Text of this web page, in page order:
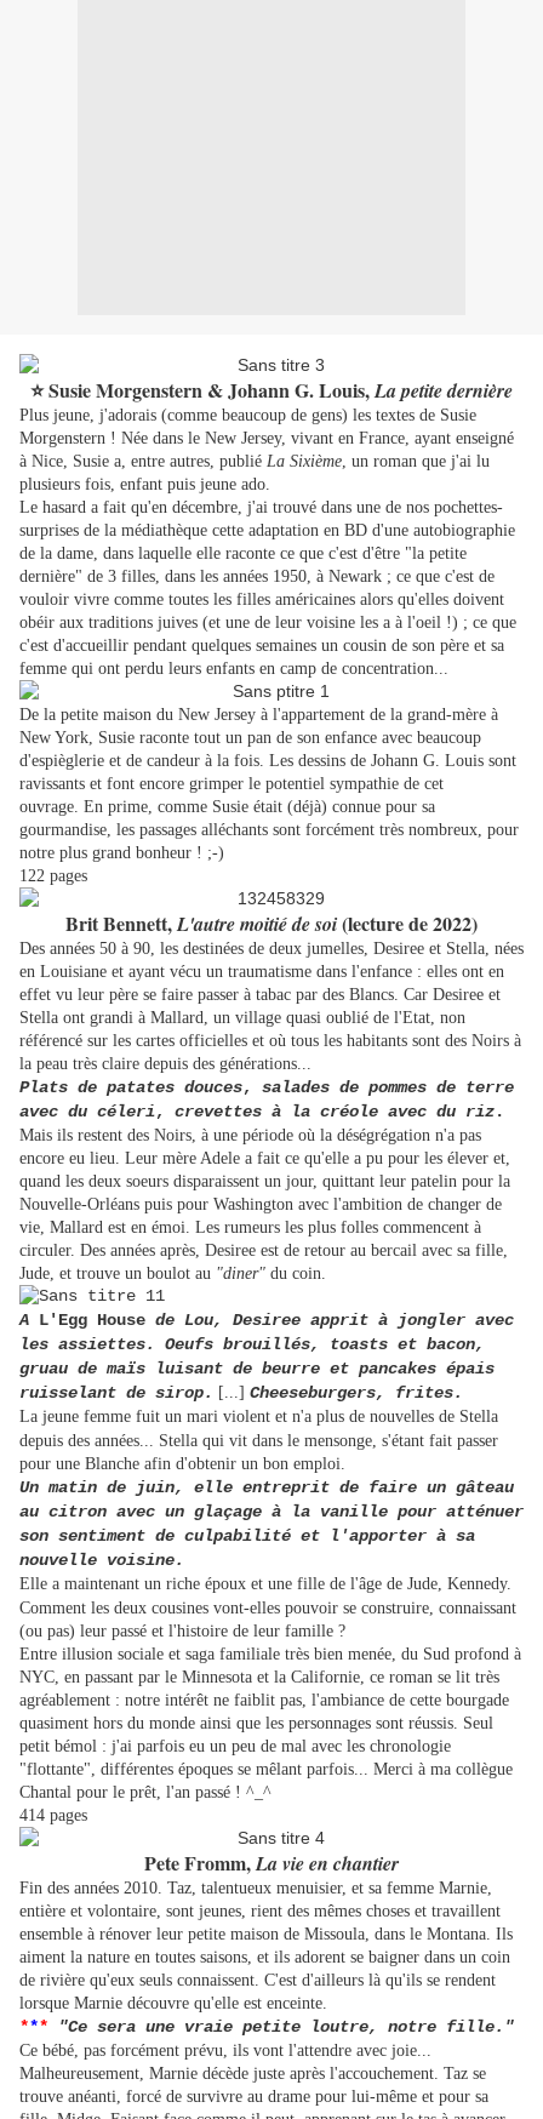
⭐ Susie Morgenstern & Johann G. Louis,La petite dernière
Plus jeune, j'adorais (comme beaucoup de gens) les textes de Susie
Morgenstern ! Née dans le New Jersey, vivant en France, ayant enseigné
à Nice, Susie a, entre autres, publié La Sixième, un roman que j'ai lu
plusieurs fois, enfant puis jeune ado.
Le hasard a fait qu'en décembre, j'ai trouvé dans une de nos pochettes-
surprises de la médiathèque cette adaptation en BD d'une autobiographie
de la dame, dans laquelle elle raconte ce que c'est d'être "la petite
dernière" de 3 filles, dans les années 1950, à Newark ; ce que c'est de
vouloir vivre comme toutes les filles américaines alors qu'elles doivent
obéir aux traditions juives (et une de leur voisine les a à l'oeil !) ; ce que
c'est d'accueillir pendant quelques semaines un cousin de son père et sa
femme qui ont perdu leurs enfants en camp de concentration...
De la petite maison du New Jersey à l'appartement de la grand-mère à
New York, Susie raconte tout un pan de son enfance avec beaucoup
d'espièglerie et de candeur à la fois. Les dessins de Johann G. Louis sont
ravissants et font encore grimper le potentiel sympathie de cet
ouvrage. En prime, comme Susie était (déjà) connue pour sa
gourmandise, les passages alléchants sont forcément très nombreux, pour
notre plus grand bonheur ! ;-)
122 pages
Brit Bennett,L'autre moitié de soi(lecture de 2022)
Des années 50 à 90, les destinées de deux jumelles, Desiree et Stella, nées
en Louisiane et ayant vécu un traumatisme dans l'enfance : elles ont en
effet vu leur père se faire passer à tabac par des Blancs. Car Desiree et
Stella ont grandi à Mallard, un village quasi oublié de l'Etat, non
référencé sur les cartes officielles et où tous les habitants sont des Noirs à
la peau très claire depuis des générations...
Plats de patates douces, salades de pommes de terre
avec du céleri, crevettes à la créole avec du riz.
Mais ils restent des Noirs, à une période où la déségrégation n'a pas
encore eu lieu. Leur mère Adele a fait ce qu'elle a pu pour les élever et,
quand les deux soeurs disparaissent un jour, quittant leur patelin pour la
Nouvelle-Orléans puis pour Washington avec l'ambition de changer de
vie, Mallard est en émoi. Les rumeurs les plus folles commencent à
circuler. Des années après, Desiree est de retour au bercail avec sa fille,
Jude, et trouve un boulot au "diner" du coin.
A L'Egg House de Lou, Desiree apprit à jongler avec
les assiettes. Oeufs brouillés, toasts et bacon,
gruau de maïs luisant de beurre et pancakes épais
ruisselant de sirop. [...] Cheeseburgers, frites.
La jeune femme fuit un mari violent et n'a plus de nouvelles de Stella
depuis des années... Stella qui vit dans le mensonge, s'étant fait passer
pour une Blanche afin d'obtenir un bon emploi.
Un matin de juin, elle entreprit de faire un gâteau
au citron avec un glaçage à la vanille pour atténuer
son sentiment de culpabilité et l'apporter à sa
nouvelle voisine.
Elle a maintenant un riche époux et une fille de l'âge de Jude, Kennedy.
Comment les deux cousines vont-elles pouvoir se construire, connaissant
(ou pas) leur passé et l'histoire de leur famille ?
Entre illusion sociale et saga familiale très bien menée, du Sud profond à
NYC, en passant par le Minnesota et la Californie, ce roman se lit très
agréablement : notre intérêt ne faiblit pas, l'ambiance de cette bourgade
quasiment hors du monde ainsi que les personnages sont réussis. Seul
petit bémol : j'ai parfois eu un peu de mal avec les chronologie
"flottante", différentes époques se mêlant parfois... Merci à ma collègue
Chantal pour le prêt, l'an passé ! ^_^
414 pages
Pete Fromm,La vie en chantier
Fin des années 2010. Taz, talentueux menuisier, et sa femme Marnie,
entière et volontaire, sont jeunes, rient des mêmes choses et travaillent
ensemble à rénover leur petite maison de Missoula, dans le Montana. Ils
aiment la nature en toutes saisons, et ils adorent se baigner dans un coin
de rivière qu'eux seuls connaissent. C'est d'ailleurs là qu'ils se rendent
lorsque Marnie découvre qu'elle est enceinte.
*** "Ce sera une vraie petite loutre, notre fille."
Ce bébé, pas forcément prévu, ils vont l'attendre avec joie...
Malheureusement, Marnie décède juste après l'accouchement. Taz se
trouve anéanti, forcé de survivre au drame pour lui-même et pour sa